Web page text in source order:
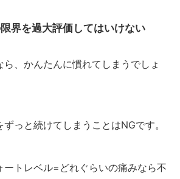
界を過大評価してはいけない
、かんたんに慣れてしまうでしょ
っと続けてしまうことはNGです。
ートレベル=どれぐらいの痛みなら不